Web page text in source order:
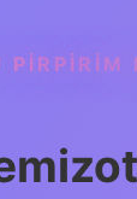
PIRPIRIM